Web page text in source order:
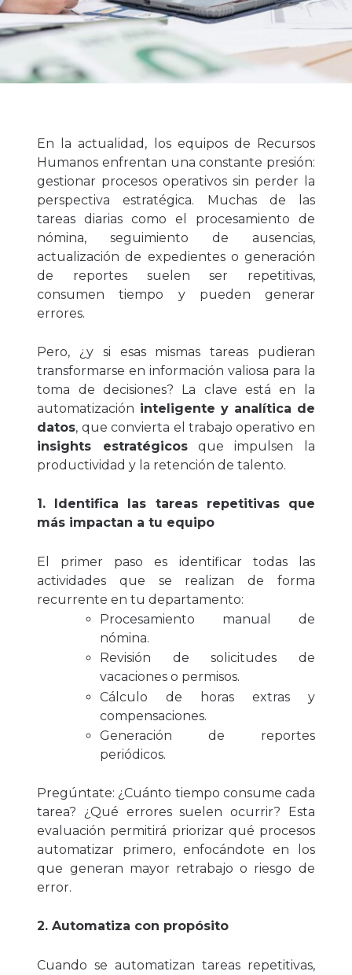
En la actualidad, los equipos de Recursos
Humanos enfrentan una constante presión:
gestionar procesos operativos sin perder la
perspectiva estratégica. Muchas de las
tareas diarias como el procesamiento de
nómina, seguimiento de ausencias,
actualización de expedientes o generación
de reportes suelen ser repetitivas,
consumen tiempo y pueden generar
errores.
Pero, ¿y si esas mismas tareas pudieran
transformarse en información valiosa para la
toma de decisiones? La clave está en la
automatización inteligente y analítica de
datos, que convierta el trabajo operativo en
insights estratégicosque impulsen la
productividad y la retención de talento.
1. Identifica las tareas repetitivas que
más impactan a tu equipo
El primer paso es identificar todas las
actividades que se realizan de forma
recurrente en tu departamento:
Procesamiento manual de
nómina.
Revisión de solicitudes de
vacaciones o permisos.
Cálculo de horas extras y
compensaciones.
Generación de reportes
periódicos.
Pregúntate: ¿Cuánto tiempo consume cada
tarea? ¿Qué errores suelen ocurrir? Esta
evaluación permitirá priorizar qué procesos
automatizar primero, enfocándote en los
que generan mayor retrabajo o riesgo de
error.
2. Automatiza con propósito
Cuando se automatizan tareas repetitivas,